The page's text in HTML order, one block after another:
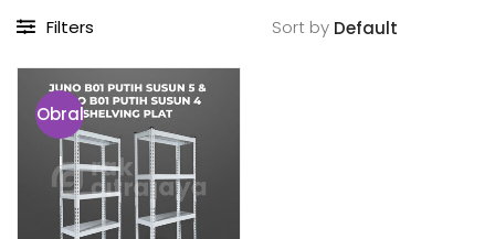
Filters Sort by
Obral
!